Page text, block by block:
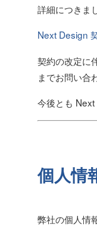
詳細につきま
Next Design
契約の改定に
までお問い合
今後とも Next
個人情
弊社の個人情